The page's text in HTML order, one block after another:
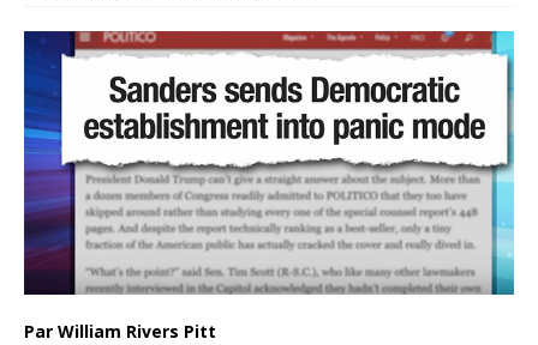
Par William Rivers Pitt